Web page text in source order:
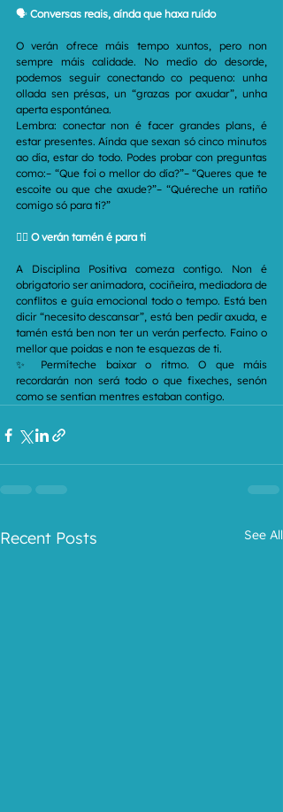
🗣️ Conversas reais, aínda que haxa ruído
O verán ofrece máis tempo xuntos, pero non
sempre máis calidade. No medio do desorde,
podemos seguir conectando co pequeno: unha
ollada sen présas, un “grazas por axudar”, unha
aperta espontánea.
Lembra: conectar non é facer grandes plans, é
estar presentes. Aínda que sexan só cinco minutos
ao día, estar do todo. Podes probar con preguntas
como:– “Que foi o mellor do día?”– “Queres que te
escoite ou que che axude?”– “Quéreche un ratiño
comigo só para ti?”
🧘‍♀️ O verán tamén é para ti
A Disciplina Positiva comeza contigo. Non é
obrigatorio ser animadora, cociñeira, mediadora de
conflitos e guía emocional todo o tempo. Está ben
dicir “necesito descansar”, está ben pedir axuda, e
tamén está ben non ter un verán perfecto. Faino o
mellor que poidas e non te esquezas de ti.
✨ Permíteche baixar o ritmo. O que máis
recordarán non será todo o que fixeches, senón
como se sentían mentres estaban contigo.
Recent Posts See All